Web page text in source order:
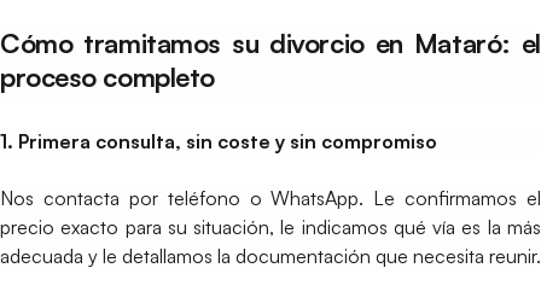
Cómo tramitamos su divorcio en Mataró: el
proceso completo
1. Primera consulta, sin coste y sin compromiso
Nos contacta por teléfono o WhatsApp. Le confirmamos el
precio exacto para su situación, le indicamos qué vía es la más
adecuada y le detallamos la documentación que necesita reunir.